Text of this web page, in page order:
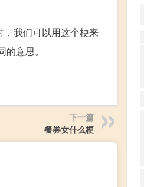
我们可以用这个梗来
意思。
下一篇
餐券女什么梗